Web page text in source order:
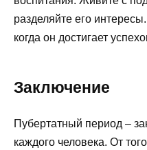
разделяйте его
когда он достигает
Заключение
Пубертатный период –
каждого человека. От